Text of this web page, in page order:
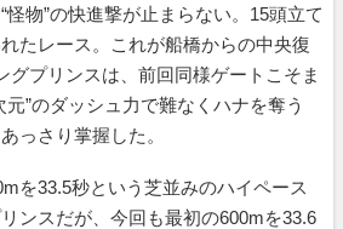
物”の快進撃が止まらない。15頭立て
たレース。これが船橋からの中央復
グプリンスは、前回同様ゲートこそま
”のダッシュ力で難なくハナを奪う
っさり掌握した。
を33.5秒という芝並みのハイペース
ンスだが、今回も最初の600mを33.6